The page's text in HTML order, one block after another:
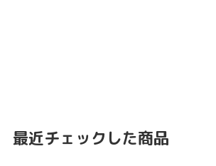
最近チェックした商品